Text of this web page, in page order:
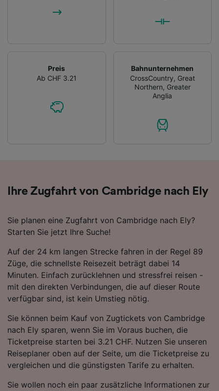
Preis
Ab CHF 3.21
Bahnunternehmen
CrossCountry, Great
Northern, Greater
Anglia
Ihre Zugfahrt von Cambridge nach Ely
Sie planen eine Zugfahrt von Cambridge nach Ely?
Starten Sie jetzt Ihre Suche!
Auf der 24 km langen Strecke fahren in der Regel 89
Züge, die schnellste Reisezeit beträgt dabei 14
Minuten. Einfach zurücklehnen und stressfrei reisen -
mit den direkten Verbindungen, die auf dieser Route
verfügbar sind, ist kein Umstieg nötig.
Sie können beim Kauf von Zugtickets von Cambridge
nach Ely sparen, wenn Sie im Voraus buchen, die
Ticketpreise starten bei 3.21 CHF. Nutzen Sie unseren
Reiseplaner oben auf der Seite, um die Ticketpreise zu
vergleichen und die günstigsten Tarife zu erhalten.
Sie wollen noch ein paar zusätzliche Informationen zur
Wir und unsere Partner verarbeiten Daten, um
Verwendung genauer Standortdaten.
aktiv abfragen. Speichern von oder Zugriff auf
Informationen auf einem Endgerät.
Personalisierte Werbung und Inhalte, Messung
von Werbeleistung und der Performance von
Inhalten, Zielgruppenforschung sowie
Entwicklung und Verbesserung von
Liste der Partner (Lieferanten)